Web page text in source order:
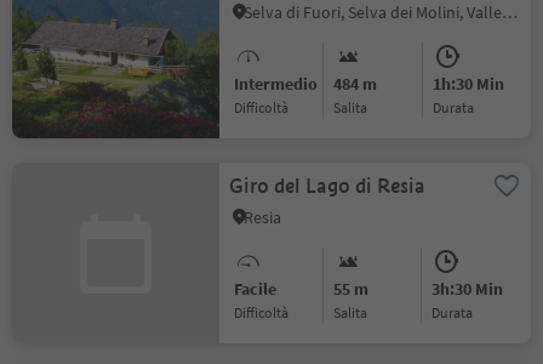
Selva di Fuori, Selva dei Molini, Valle Aurina
Intermedio
Difficoltà
484 m
Salita
1h:30 Min
durata
Giro del Lago di Resia
Resia
Facile
Difficoltà
55 m
Salita
3h:30 Min
durata